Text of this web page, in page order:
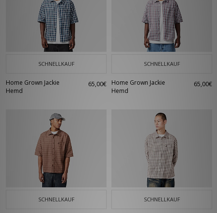
SCHNELLKAUF
Home Grown Jackie
Hemd
65,00€
SCHNELLKAUF
Home Grown Jackie
Hemd
65,00€
SCHNELLKAUF SCHNELLKAUF